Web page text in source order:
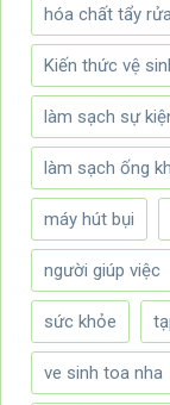
hóa chất tẩy
Kiến thức vệ
làm sạch sự
làm sạch ống
máy hút bụi
người giúp việc
sức khỏe
ve sinh toa nha